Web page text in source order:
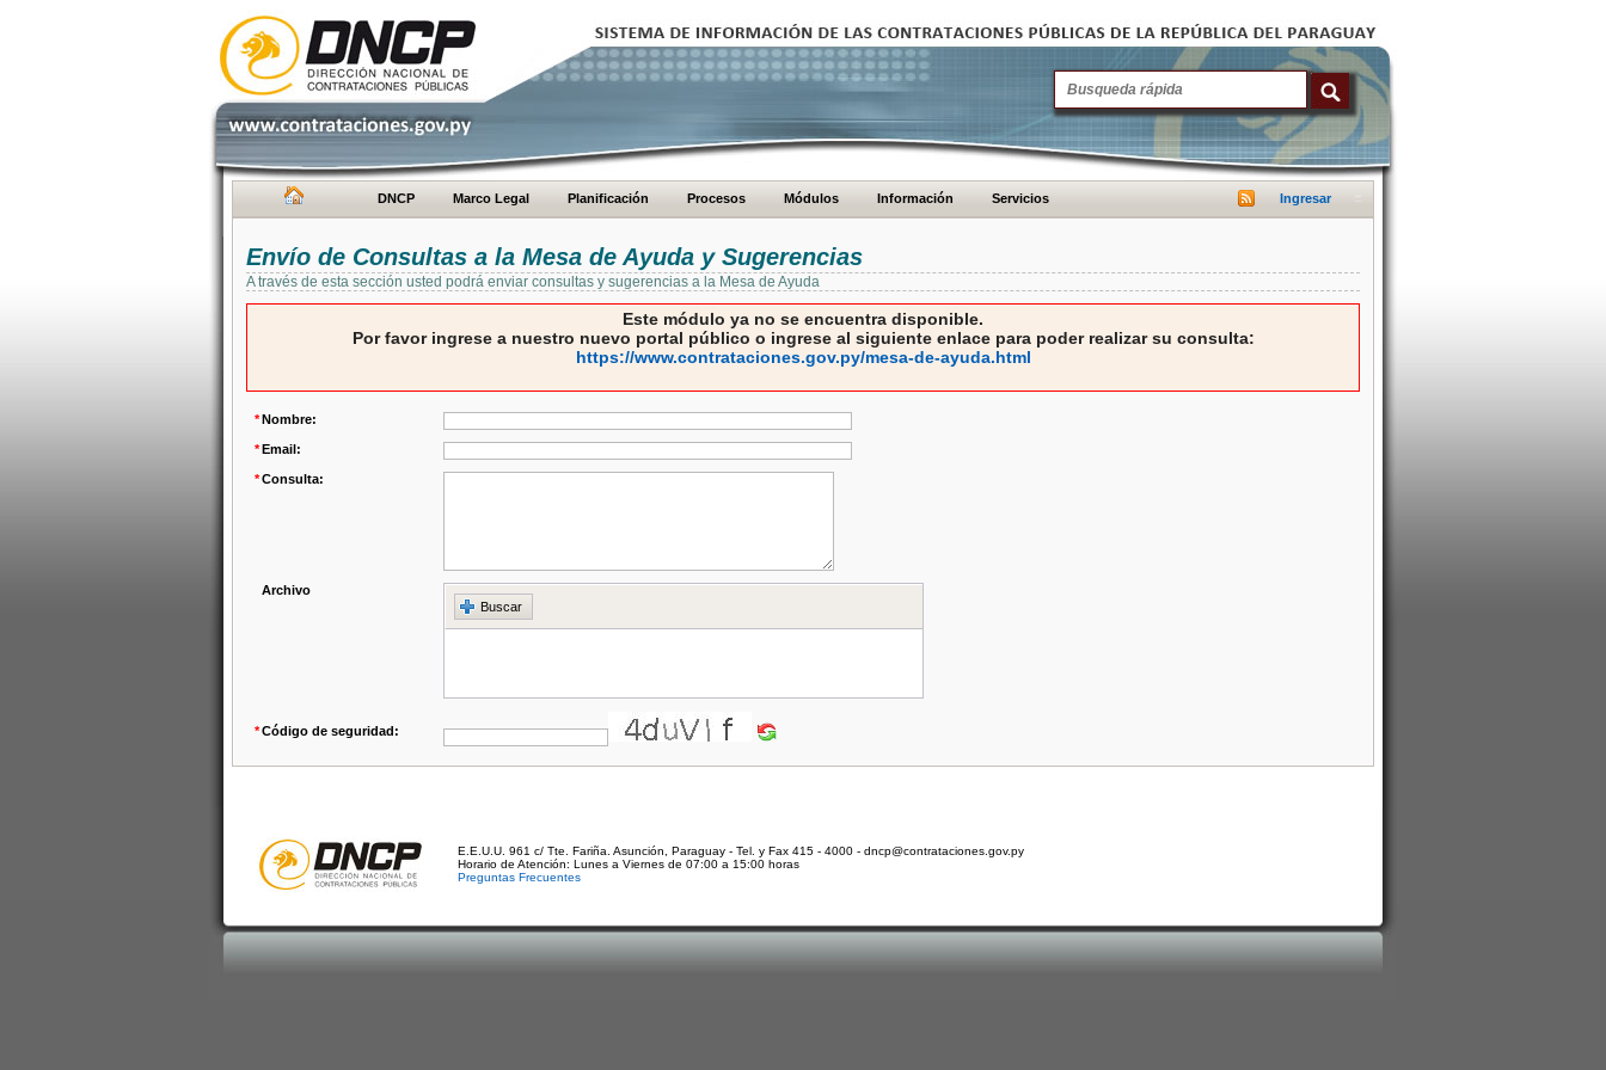
DNCP Marco Legal Planificación Procesos Módulos Información Servicios Ingresar
Envío de Consultas a la Mesa de Ayuda y Sugerencias
A través de esta sección usted podrá enviar consultas y sugerencias a la Mesa de Ayuda
Este módulo ya no se encuentra disponible.
Por favor ingrese a nuestro nuevo portal público o ingrese al siguiente enlace para poder realizar su consulta:
https://www.contrataciones.gov.py/mesa-de-ayuda.html
*Nombre:
*Email:
*Consulta:
Archivo
Buscar
*Código de seguridad:
E.E.U.U. 961 c/ Tte. Fariña. Asunción, Paraguay - Tel. y Fax 415 - 4000 - dncp@contrataciones.gov.py
Horario de Atención: Lunes a Viernes de 07:00 a 15:00 horas
Preguntas Frecuentes